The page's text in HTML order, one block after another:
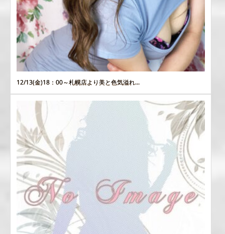
12/13(金)18：00～札幌店より美と色気溢れ...